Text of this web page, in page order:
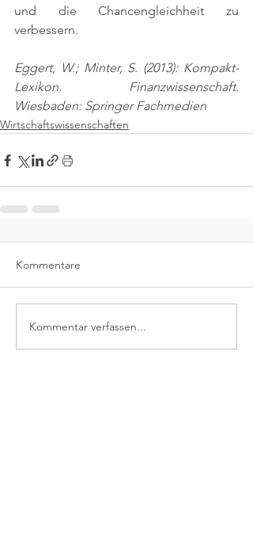
und die Chancengleichheit zu
verbessern.
Eggert, W.; Minter, S. (2013): Kompakt-
Lexikon. Finanzwissenschaft.
Wiesbaden: Springer Fachmedien
Wirtschaftswissenschaften
Kommentare
Kommentar verfassen...